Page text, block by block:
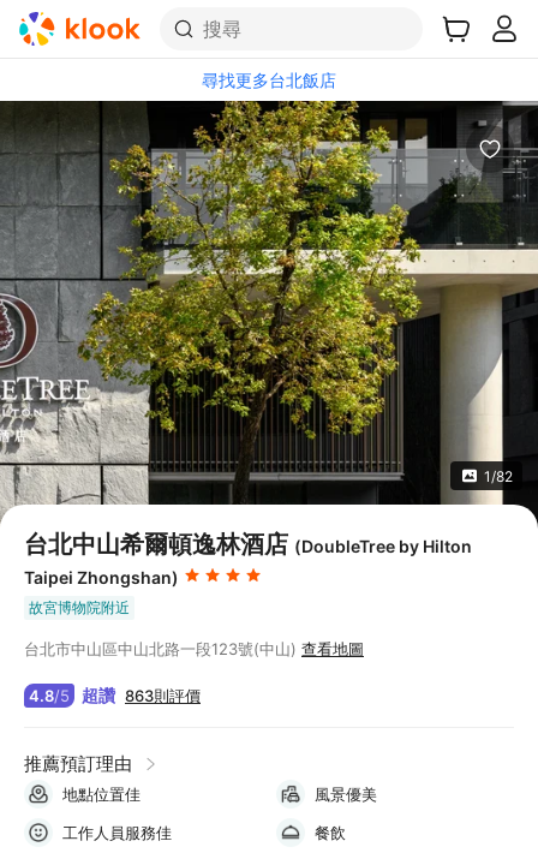
搜尋
尋找更多台北飯店
1/82
台北中山希爾頓逸林酒店 (DoubleTree by Hilton
Taipei Zhongshan)
故宮博物院附近
台北市中山區中山北路一段123號(中山) 查看地圖
4.8/5 超讚 863則評價
推薦預訂理由
地點位置佳
風景優美
工作人員服務佳
餐飲